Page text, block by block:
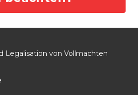
Legalisation von Vollmachten